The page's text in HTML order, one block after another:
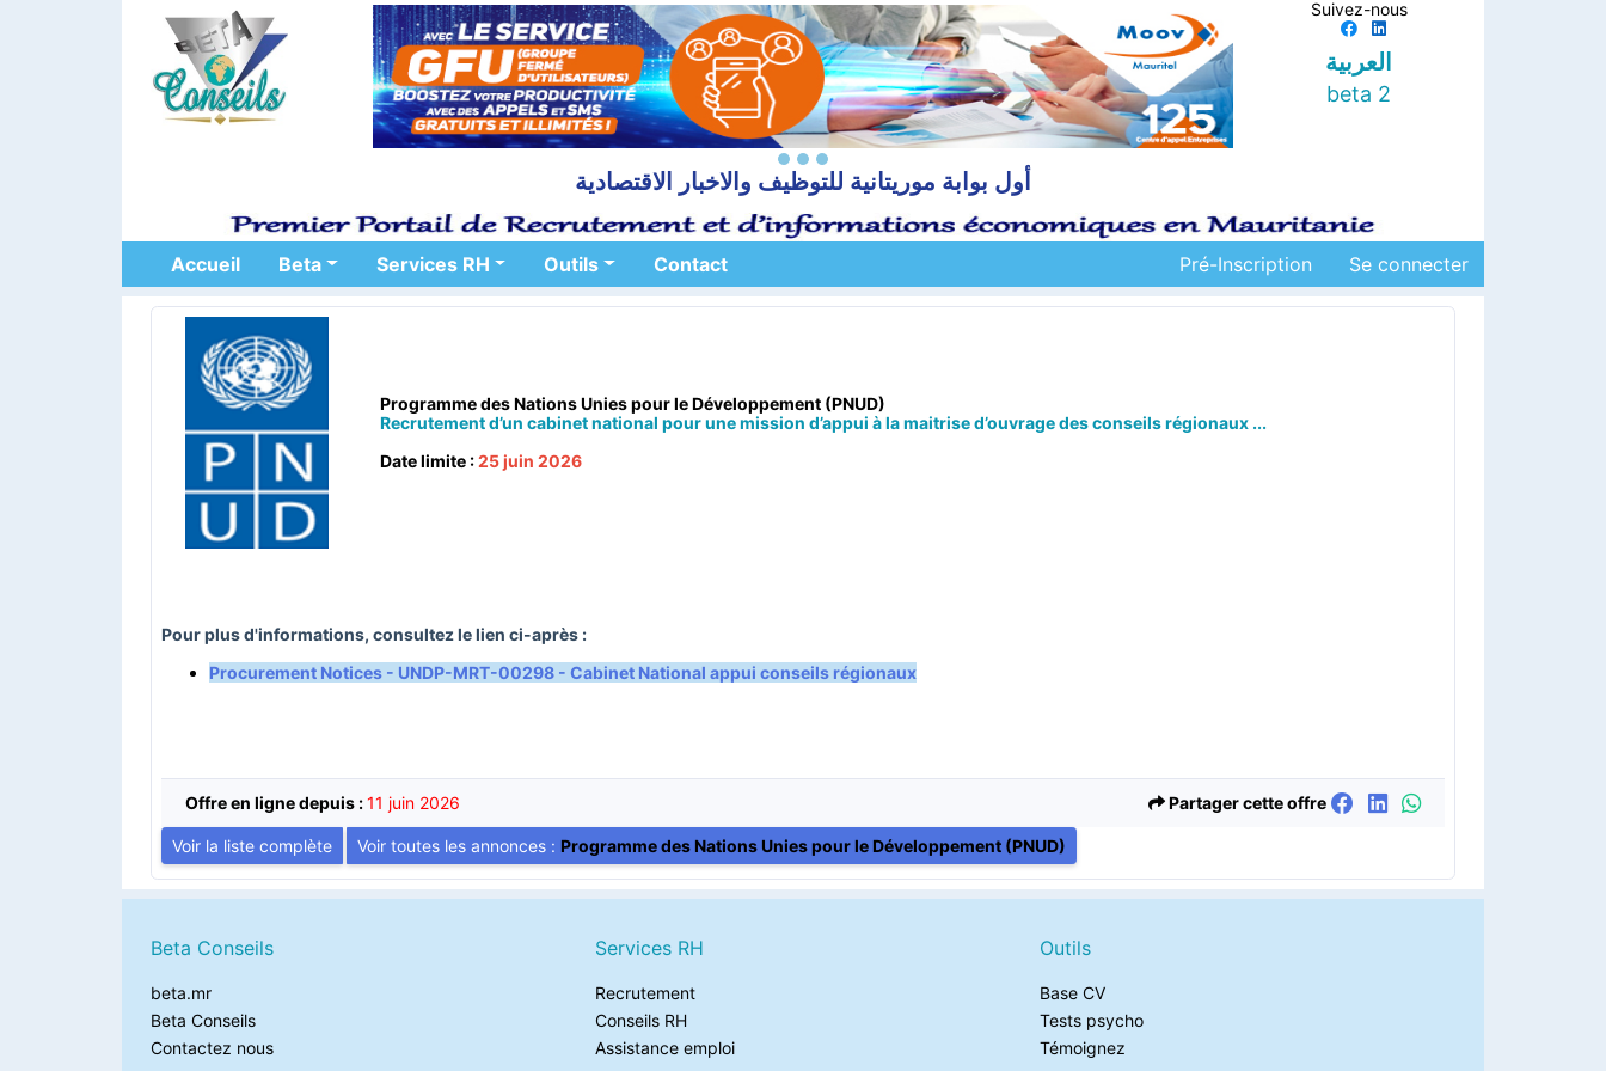
Suivez-nous
العربية
beta 2
أول بوابة موريتانية للتوظيف والاخبار الاقتصادية
Accueil Beta Services RH Outils Contact Pré-Inscription Se connecter
Programme des Nations Unies pour le Développement (PNUD)
Recrutement d’un cabinet national pour une mission d’appui à la maitrise d’ouvrage des conseils régionaux ...
Date limite :25 juin 2026
Pour plus d'informations, consultez le lien ci-après :
Procurement Notices - UNDP-MRT-00298 - Cabinet National appui conseils régionaux
Offre en ligne depuis :11 juin 2026 Partager cette offre
Voir la liste complète Voir toutes les annonces : Programme des Nations Unies pour le Développement (PNUD)
Beta Conseils
beta.mr
Beta Conseils
Contactez nous
Services RH
Recrutement
Conseils RH
Assistance emploi
Outils
Base CV
Tests psycho
Témoignez